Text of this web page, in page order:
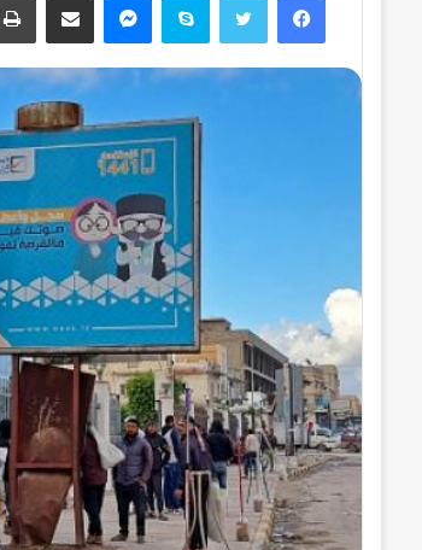
ب
ي
د
ل
ك
ت
ر
و
ن
ي
ا